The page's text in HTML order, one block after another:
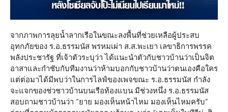
จากภาพการลุยน้ำลากเรือในขณะลงพื้นที่ช่วยเหลือผู้ประสบ
อุทกภัยของ ร.อ.ธรรมนัส พรหมเผ่า ส.ส.พะเยา เลขาธิการพรรค
พลังประชารัฐ ที่เจ้าตัวระบุว่า ได้แนะนำตัวกับชาวบ้านว่าเป็นจิต
อาสาและกำชับกับทีมงานว่าห้ามบอกกับชาวบ้านว่าตนเองคือใคร
แต่ต่อมาได้มีพบว่าในการไลฟ์ของเพจขณะ ร.อ.ธรรมนัส กำลัง
จะแจกของช่วชาวบ้านบนเรือท้องแบน มีช่วงหนึ่ง ร.อ.ธรรมนัส
สอบถามชาวบ้านว่า “ยาย มองเห็นหน้าไหม มองเห็นไหมครับ”